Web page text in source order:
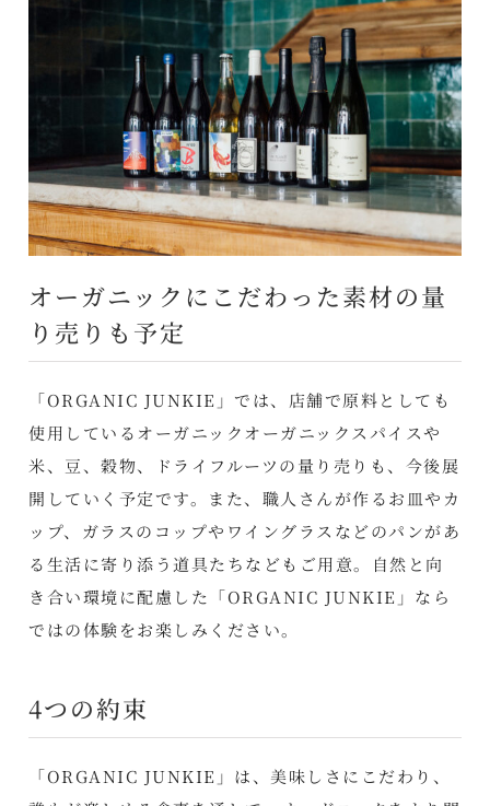
オーガニックにこだわった素材の量
り売りも予定
「ORGANIC JUNKIE」では、店舗で原料としても
使用しているオーガニックオーガニックスパイスや
米、豆、穀物、ドライフルーツの量り売りも、今後展
開していく予定です。また、職人さんが作るお皿やカ
ップ、ガラスのコップやワイングラスなどのパンがあ
る生活に寄り添う道具たちなどもご用意。自然と向
き合い環境に配慮した「ORGANIC JUNKIE」なら
ではの体験をお楽しみください。
4つの約束
「ORGANIC JUNKIE」は、美味しさにこだわり、